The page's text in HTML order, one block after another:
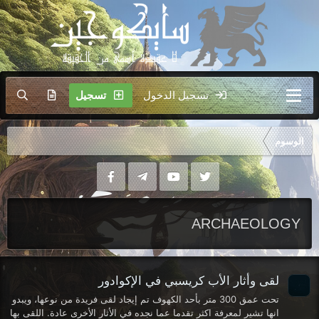
تسجيل الدخول تسجيل
الوسوم
ARCHAEOLOGY
لقى وأثار الأب كريسبي في الإكوادور
تحت عمق 300 متر بأحد الكهوف تم إيجاد لقى فريدة من نوعها، ويبدو
انها تشير لمعرفة اكثر تقدما عما نجده في الأثار الأخرى عادة. اللقى بها